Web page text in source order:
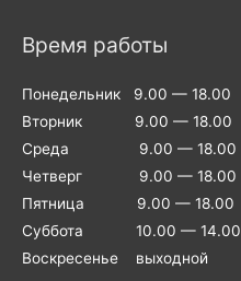
Время работы
Понедельник 9.00 — 18.00
Вторник 9.00 — 18.00
Среда 9.00 — 18.00
Четверг 9.00 — 18.00
Пятница 9.00 — 18.00
Суббота 10.00 — 14.00
Воскресенье выходной